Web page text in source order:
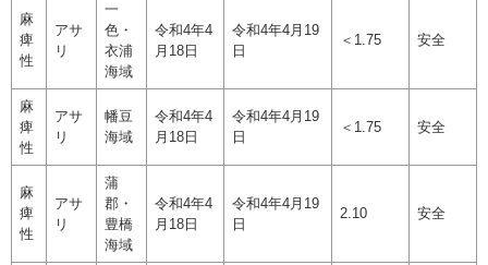
麻
痺
性
アサ
リ
一
色・
衣浦
海域
令和4年4
月18日
令和4年4月19
日
​＜1.75 安全
麻
痺
性
アサ
リ
幡豆
海域
令和4年4
月18日
令和4年4月19
日
＜1.75 安全
麻
痺
性
アサ
リ
蒲
郡・
豊橋
海域
令和4年4
月18日
令和4年4月19
日
​2.10 安全